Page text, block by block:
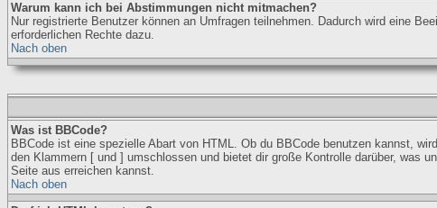
Warum kann ich bei Abstimmungen nicht mitmachen?
Nur registrierte Benutzer können an Umfragen teilnehmen. Dadurch wird eine
erforderlichen Rechte dazu.
Nach oben
Was ist BBCode?
BBCode ist eine spezielle Abart von HTML. Ob du BBCode benutzen kannst,
den Klammern [ und ] umschlossen und bietet dir große Kontrolle darüber, was
Seite aus erreichen kannst.
Nach oben